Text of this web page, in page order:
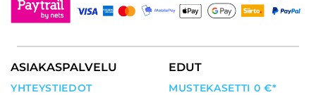
ASIAKASPALVELU
YHTEYSTIEDOT
EDUT
MUSTEKASETTI 0 €*